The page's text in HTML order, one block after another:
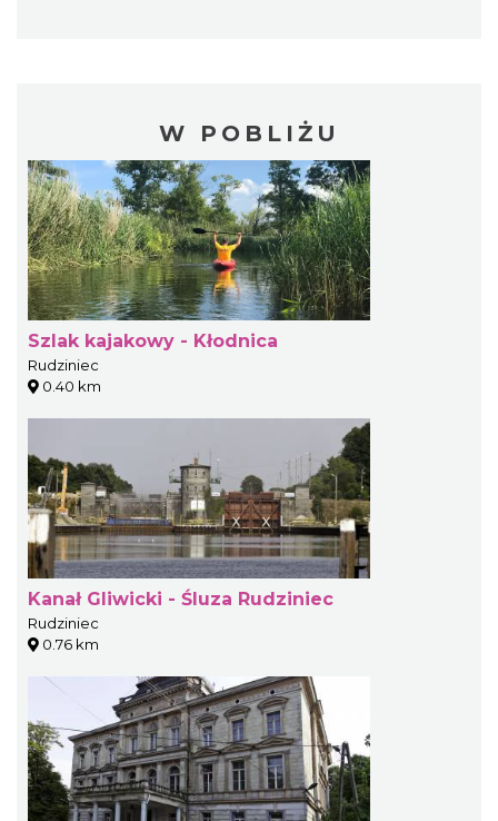
W POBLIŻU
Szlak kajakowy - Kłodnica
Rudziniec
0.40 km
Kanał Gliwicki - Śluza Rudziniec
Rudziniec
0.76 km